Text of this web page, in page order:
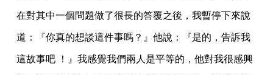
在對其中一個問題做了很長的答覆之後，我暫停下來說
道：『你真的想談這件事嗎？』他說：『是的，告訴我
這故事吧 ！』我感覺我們兩人是平等的，他對我很感興